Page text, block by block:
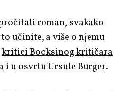
roman, svakako
učinite, a više o njemu
kritici Booksinog kritičara
i uosvrtu Ursule Burger.